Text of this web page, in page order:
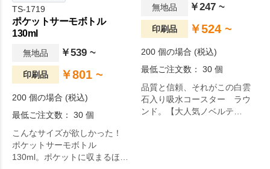
TS-1719
ポケットサーモボトル
130ml
無地品 ￥539 ~
印刷品 ￥801 ~
200 個の場合 (税込)
最低ご注文数： 30 個
こんなサイズが欲しかった！
ポケットサーモボトル
130ml。ポケットに収まるほど
無地品 ￥247 ~
印刷品 ￥524 ~
200 個の場合 (税込)
最低ご注文数： 30 個
品質と信頼、それがこの白雲
石入り吸水コースター ラウ
ンド。【大人気ノベルテ